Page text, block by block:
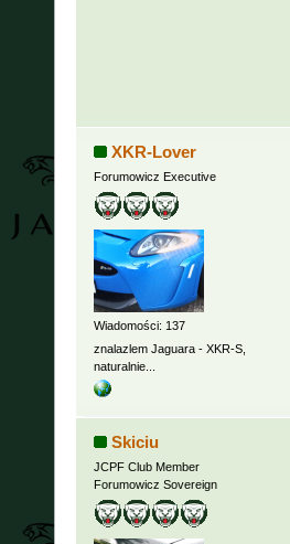
XKR-Lover
Forumowicz Executive
Wiadomości: 137
znalazlem Jaguara - XKR-S,
naturalnie...
Skiciu
JCPF Club Member
Forumowicz Sovereign